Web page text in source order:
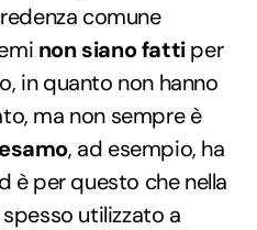
comune
non siano fattiper
in quanto non hanno
ma non sempre è
, ad esempio, ha
è per questo che nella
utilizzato a